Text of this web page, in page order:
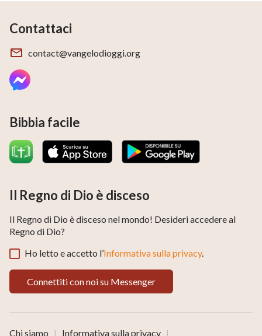
Contattaci
contact@vangelodioggi.org
Bibbia facile
Il Regno di Dio è disceso
Il Regno di Dio è disceso nel mondo! Desideri accedere al
Regno di Dio?
Ho letto e accetto l’Informativa sulla privacy.
Connettiti con noi su Messenger
Chi siamo Informativa sulla privacy